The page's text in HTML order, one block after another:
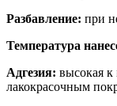
Разбавление: при
Температура
Адгезия: высокая
лакокрасочным